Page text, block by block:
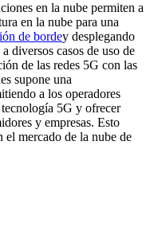
en la nube permiten a
en la nube para una
de bordey desplegando
diversos casos de uso de
de las redes 5G con las
supone una
a los operadores
5G y ofrecer
y empresas. Esto
el mercado de la nube de